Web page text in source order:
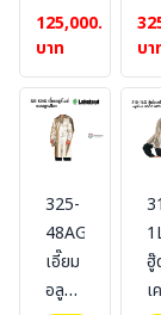
ดำ สี
White
125,000.00
บาท
บา
325-
48AG
เอี๊ยม
อลูมิ
ฮู๊
เ